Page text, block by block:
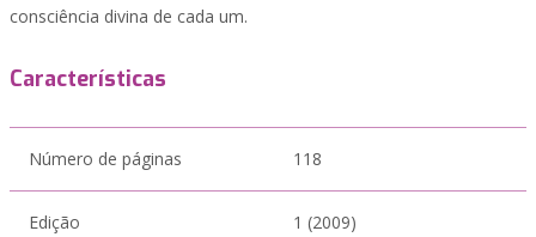
consciência divina de cada um.
Características
Número de páginas 118
Edição 1 (2009)